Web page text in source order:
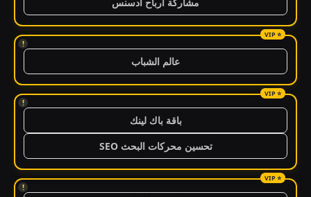
!
عالم الشباب
!
باقة باك لينك
تحسين محركات البحث SEO
!